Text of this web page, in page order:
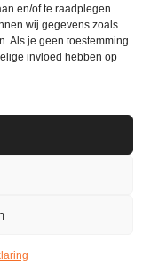
en/of te raadplegen.
wij gegevens zoals
Als je geen toestemming
invloed hebben op
me een berichtje